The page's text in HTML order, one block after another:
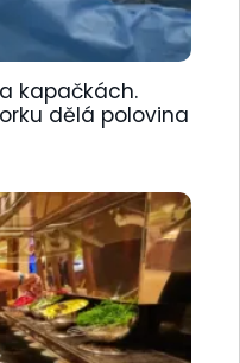
kapačkách.
dělá polovina